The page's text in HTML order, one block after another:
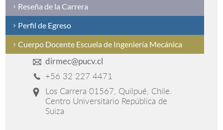
Reseña de la Carrera
Perfil de Egreso
Cuerpo Docente Escuela de Ingeniería Mecánica
dirmec@pucv.cl
+56 32 227 4471
Los Carrera 01567, Quilpué, Chile.
Centro Universitario República de
Suiza